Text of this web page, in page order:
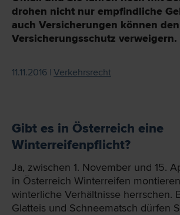
drohen nicht nur empfindliche
auch Versicherungen können den
Versicherungsschutz verweigern.
11.11.2016 | Verkehrsrecht
Gibt es in Österreich eine
Winterreifenpflicht?
Ja, zwischen 1. November und 15.
in Österreich Winterreifen
winterliche Verhältnisse herrschen.
Glatteis und Schneematsch dürfen